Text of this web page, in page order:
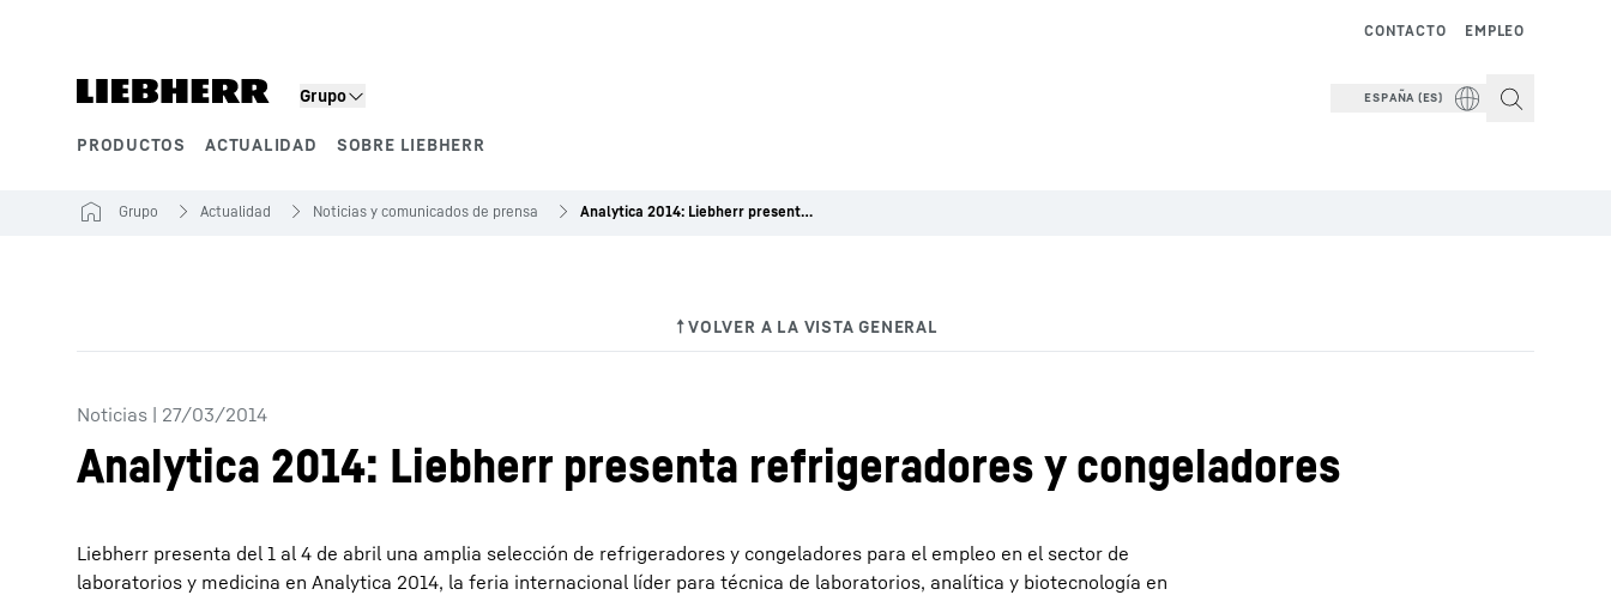
Grupo
PRODUCTOS ACTUALIDAD SOBRE LIEBHERR
EMPLEO
CONTACTO
ESPAÑA (ES)
Grupo Actualidad Noticias y comunicados de prensa Analytica 2014: Liebherr presenta refrigeradores y congeladores
Noticias | 27/03/2014
Analytica 2014: Liebherr presenta refrigeradores y congeladores
Liebherr presenta del 1 al 4 de abril una amplia selección de refrigeradores y congeladores para el empleo en el sector de
laboratorios y medicina en Analytica 2014, la feria internacional líder para técnica de laboratorios, analítica y biotecnología en